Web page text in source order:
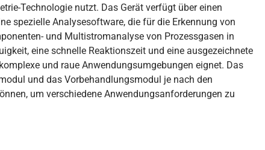
Technologie nutzt. Das Gerät verfügt über einen
spezielle Analysesoftware, die für die Erkennung von
und Multistromanalyse von Prozessgasen in
eine schnelle Reaktionszeit und eine ausgezeichnete
und raue Anwendungsumgebungen eignet. Das
und das Vorbehandlungsmodul je nach den
um verschiedene Anwendungsanforderungen zu